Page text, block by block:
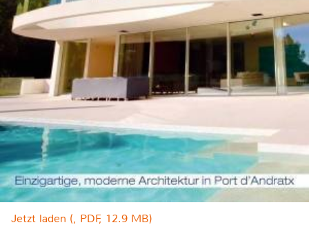
Jetzt laden (, PDF, 12.9 MB)